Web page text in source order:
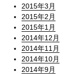
2015年3月
2015年2月
2015年1月
2014年12月
2014年11月
2014年10月
2014年9月